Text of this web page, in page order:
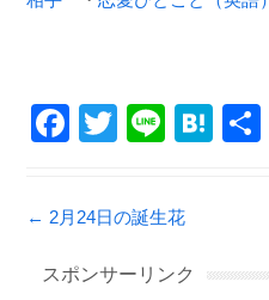
F
c
e
b
T
tt
er
Li
e
H
Post navigation
← 2月24日の誕生花
スポンサーリンク